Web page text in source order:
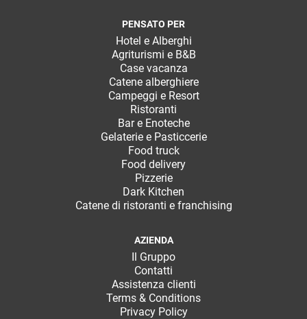
PENSATO PER
Hotel e Alberghi
Agriturismi e B&B
Case vacanza
Catene alberghiere
Campeggi e Resort
Ristoranti
Bar e Enoteche
Gelaterie e Pasticcerie
Food truck
Food delivery
Pizzerie
Dark Kitchen
Catene di ristoranti e franchising
AZIENDA
Il Gruppo
Contatti
Assistenza clienti
Terms & Conditions
Privacy Policy